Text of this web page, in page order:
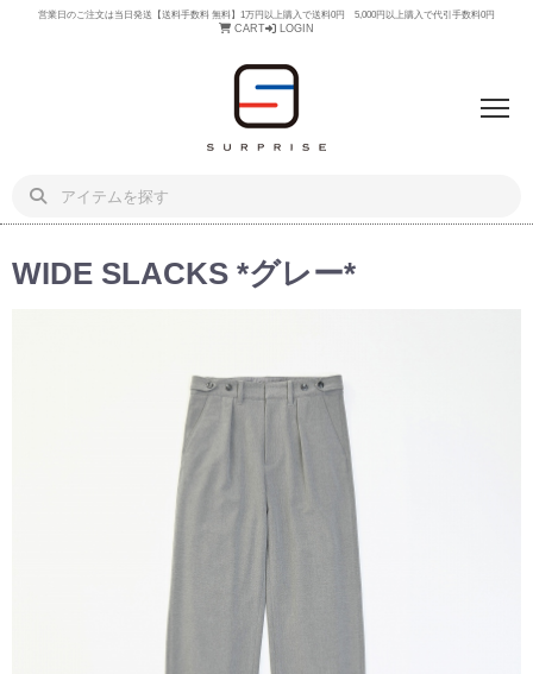
営業日のご注文は当日発送【送料手数料 無料】1万円以上購入で送料0円 5,000円以上購入で代引手数料0円
CART LOGIN
WIDE SLACKS *グレー*